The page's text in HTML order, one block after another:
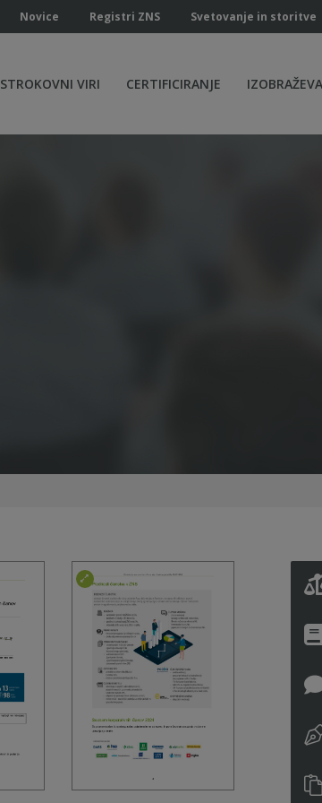
Novice Registri ZNS Svetovanje in storitve
STROKOVNI VIRI CERTIFICIRANJE